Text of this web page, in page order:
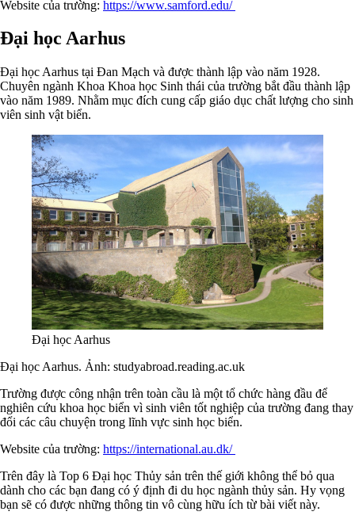
Website của trường: https://www.samford.edu/
Đại học Aarhus
Đại học Aarhus tại Đan Mạch và được thành lập vào năm 1928.
Chuyên ngành Khoa Khoa học Sinh thái của trường bắt đầu thành lập
vào năm 1989. Nhằm mục đích cung cấp giáo dục chất lượng cho sinh
viên sinh vật biển.
Đại học Aarhus
Đại học Aarhus. Ảnh: studyabroad.reading.ac.uk
Trường được công nhận trên toàn cầu là một tổ chức hàng đầu để
nghiên cứu khoa học biển vì sinh viên tốt nghiệp của trường đang thay
đổi các câu chuyện trong lĩnh vực sinh học biển.
Website của trường: https://international.au.dk/
Trên đây là Top 6 Đại học Thủy sản trên thế giới không thể bỏ qua
dành cho các bạn đang có ý định đi du học ngành thủy sản. Hy vọng
bạn sẽ có được những thông tin vô cùng hữu ích từ bài viết này.